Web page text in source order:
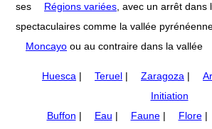
ses
Régions variées, avec un arrêt dans
spectaculaires comme la vallée
Moncayo ou au contraire dans la vallée
Huesca | Teruel | Zaragoza |
Initiation
Buffon | Eau | Faune| Flore|